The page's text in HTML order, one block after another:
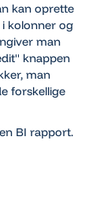
kan oprette
kolonner og
man
knappen
man
forskellige
BI rapport.